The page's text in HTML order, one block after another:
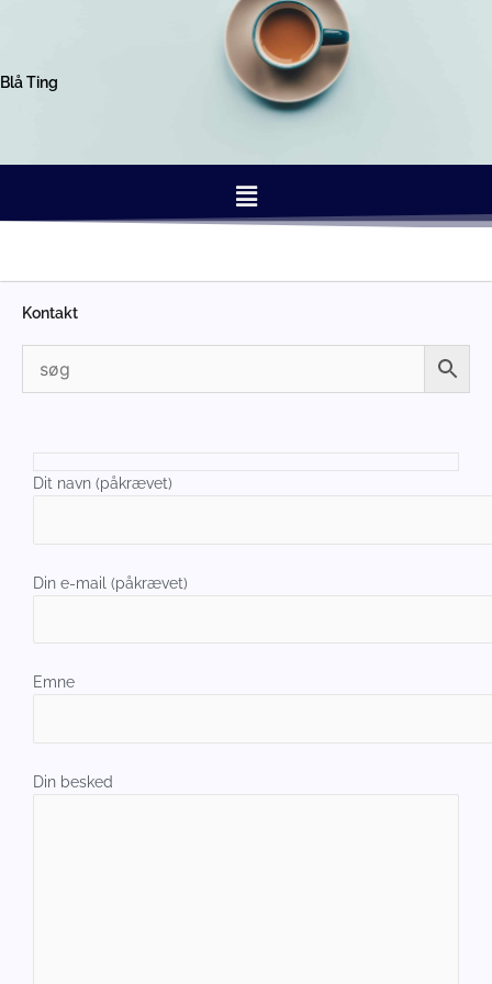
Blå Ting
Menu
Kontakt
Dit navn (påkrævet)
Din e-mail (påkrævet)
Emne
Din besked